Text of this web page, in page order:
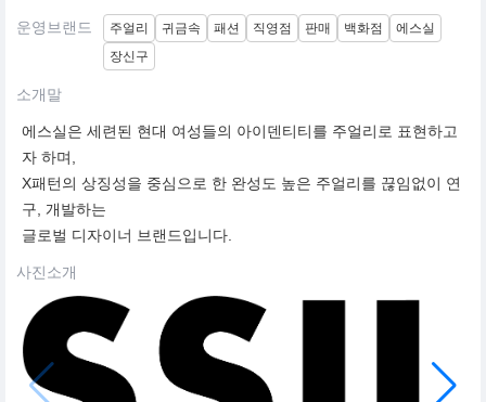
운영브랜드 주얼리 귀금속 패션 직영점 판매 백화점
에스실
장신구
소개말
에스실은 세련된 현대 여성들의 아이덴티티를 주얼리로 표현하고
자 하며,
X패턴의 상징성을 중심으로 한 완성도 높은 주얼리를 끊임없이 연
구, 개발하는
글로벌 디자이너 브랜드입니다.
사진소개